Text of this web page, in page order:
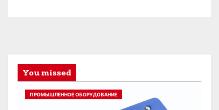
You missed
ПРОМЫШЛЕННОЕ ОБОРУДОВАНИЕ